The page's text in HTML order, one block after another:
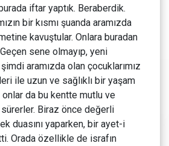
iftar yaptık. Beraberdik.
bir kısmı şuanda aramızda
kavuştular. Onlara buradan
sene olmayıp, yeni
aramızda olan çocuklarımız
ile uzun ve sağlıklı bir yaşam
da bu kentte mutlu ve
Biraz önce değerli
duasını yaparken, bir ayet-i
Orada özellikle de israfın